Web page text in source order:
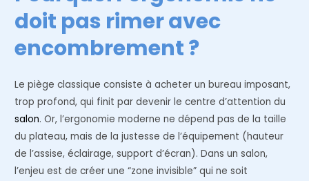
doit pas rimer avec
encombrement ?
Le piège classique consiste à acheter un bureau imposant,
trop profond, qui finit par devenir le centre d’attention du
salon. Or, l’ergonomie moderne ne dépend pas de la taille
du plateau, mais de la justesse de l’équipement (hauteur
de l’assise, éclairage, support d’écran). Dans un salon,
l’enjeu est de créer une “zone invisible” qui ne soit